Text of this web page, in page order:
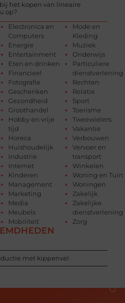
het kopen van lineaire
op?
Electronica en
Computers
Energie
Entertainment
Eten en drinken
Financieel
Fotografie
Geschenken
Gezondheid
Groothandel
Hobby en vrije
tijd
Horeca
Huishoudelijk
Industrie
Internet
Kinderen
Management
Marketing
Media
Meubels
Mobiliteit
Mode en
Kleding
Muziek
Onderwijs
Particuliere
dienstverlening
Rechten
Relatie
Sport
Toerisme
Tweewielers
Vakantie
Verbouwen
Vervoer en
transport
Winkelen
Woning en Tuin
Woningen
Zakelijk
Zakelijke
dienstverlening
Zorg
met kippenvel